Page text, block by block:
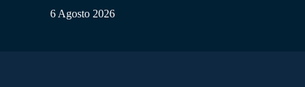
6 Agosto 2026